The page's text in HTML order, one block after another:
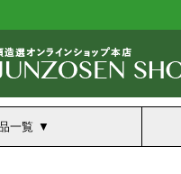
一覧